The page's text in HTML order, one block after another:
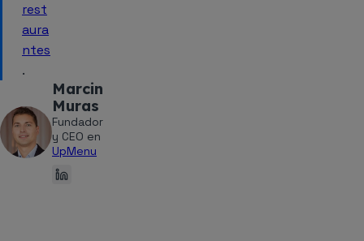
rest
aura
ntes
.
Marcin
Muras
Fundador
y CEO en
UpMenu